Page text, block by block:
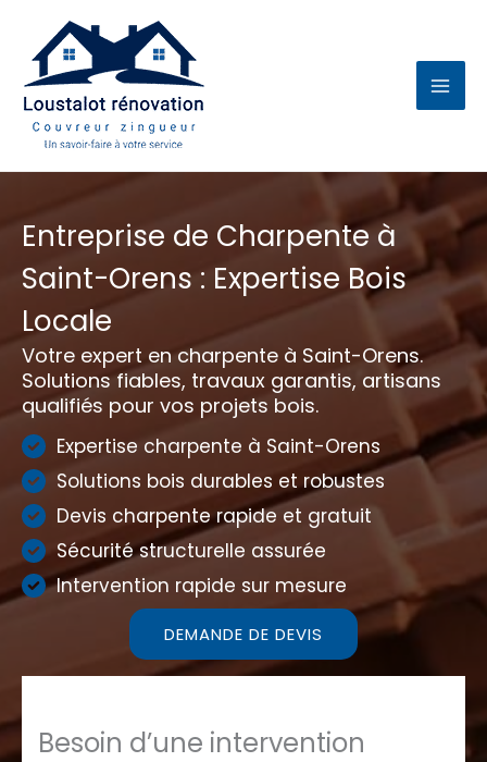
contenu
Entreprise de Charpente à
Saint-Orens : Expertise Bois
Locale
Votre expert en charpente à Saint-Orens.
Solutions fiables, travaux garantis, artisans
qualifiés pour vos projets bois.
Expertise charpente à Saint-Orens
Solutions bois durables et robustes
Devis charpente rapide et gratuit
Sécurité structurelle assurée
Intervention rapide sur mesure
DEMANDE DE DEVIS
Besoin d’une intervention